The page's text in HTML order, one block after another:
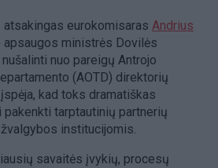
eurokomisaras Andrius
apsaugos ministrės Dovilės
nuo pareigų Antrojo
(AOTD) direktorių
kad toks dramatiškas
tarptautinių partnerių
institucijomis.
savaitės įvykių, procesų